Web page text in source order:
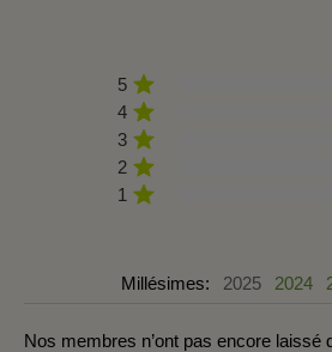
5
4
3
2
1
Millésimes: 2025 2024
Nos membres n’ont pas encore laissé